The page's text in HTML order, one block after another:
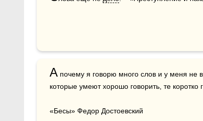
А почему я говорю много слов и у меня не
которые умеют хорошо говорить, те коротко
«Бесы» Федор Достоевский